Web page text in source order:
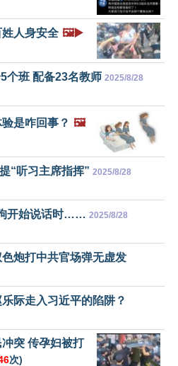
人身安全 🖼️▶️
个班 配备23名教师 2025/8/28
是咋回事？ 🖼️
“听习主席指挥” 2025/8/28
开始说话时…… 2025/8/28
炮打中共官场弹无虚发
际走入习近平的陷阱？
突 传孕妇被打
次)